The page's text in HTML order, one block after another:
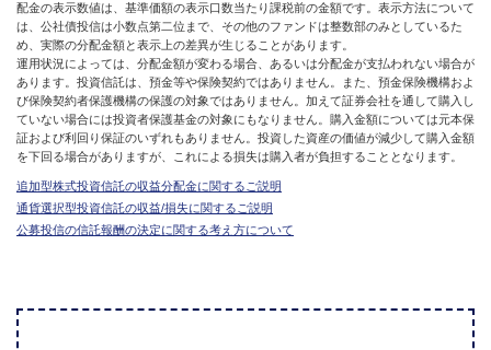
配金の表示数値は、基準価額の表示口数当たり課税前の金額です。表示方法について
は、公社債投信は小数点第二位まで、その他のファンドは整数部のみとしているた
め、実際の分配金額と表示上の差異が生じることがあります。
運用状況によっては、分配金額が変わる場合、あるいは分配金が支払われない場合が
あります。投資信託は、預金等や保険契約ではありません。また、預金保険機構およ
び保険契約者保護機構の保護の対象ではありません。加えて証券会社を通して購入し
ていない場合には投資者保護基金の対象にもなりません。購入金額については元本保
証および利回り保証のいずれもありません。投資した資産の価値が減少して購入金額
を下回る場合がありますが、これによる損失は購入者が負担することとなります。
追加型株式投資信託の収益分配金に関するご説明
通貨選択型投資信託の収益/損失に関するご説明
公募投信の信託報酬の決定に関する考え方について